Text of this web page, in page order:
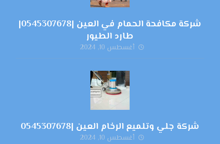
شركة مكافحة الحمام في العين |0545307678|
طارد الطيور
أغسطس 10, 2024
شركة جلي وتلميع الرخام العين |0545307678
أغسطس 10, 2024